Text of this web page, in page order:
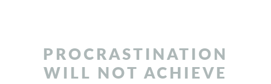
PROCRASTINATION
WILL NOT ACHIEVE